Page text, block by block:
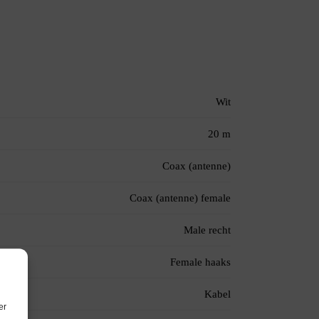
Wit
20 m
Coax (antenne)
Coax (antenne) female
Male recht
Female haaks
Kabel